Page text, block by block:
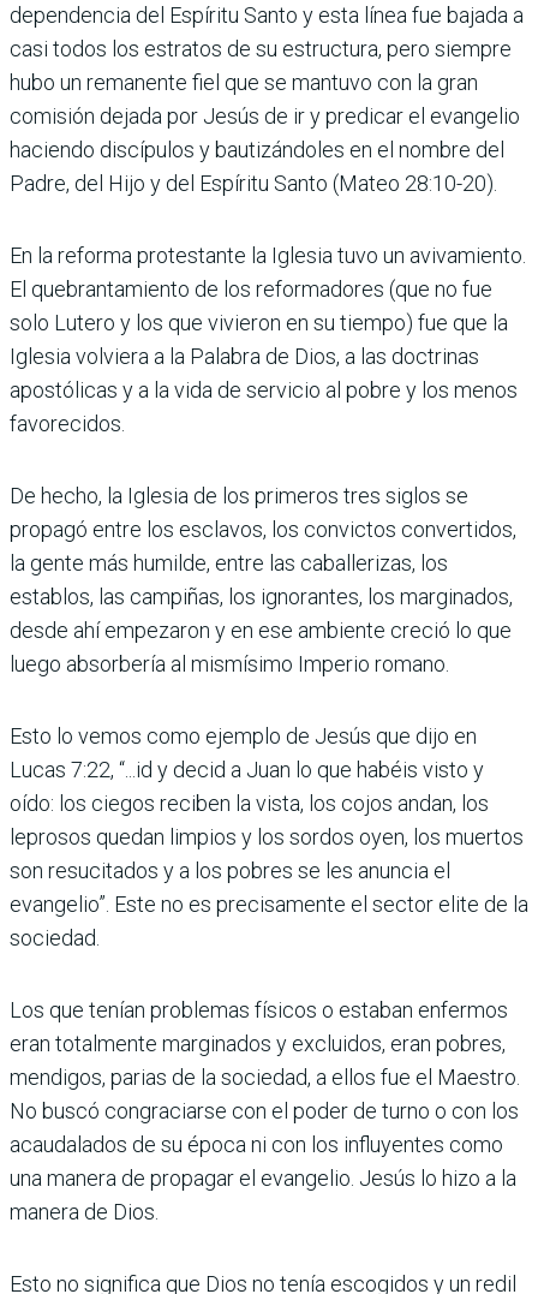
dependencia del Espíritu Santo y esta línea fue bajada a
casi todos los estratos de su estructura, pero siempre
hubo un remanente fiel que se mantuvo con la gran
comisión dejada por Jesús de ir y predicar el evangelio
haciendo discípulos y bautizándoles en el nombre del
Padre, del Hijo y del Espíritu Santo (Mateo 28:10-20).
En la reforma protestante la Iglesia tuvo un avivamiento.
El quebrantamiento de los reformadores (que no fue
solo Lutero y los que vivieron en su tiempo) fue que la
Iglesia volviera a la Palabra de Dios, a las doctrinas
apostólicas y a la vida de servicio al pobre y los menos
favorecidos.
De hecho, la Iglesia de los primeros tres siglos se
propagó entre los esclavos, los convictos convertidos,
la gente más humilde, entre las caballerizas, los
establos, las campiñas, los ignorantes, los marginados,
desde ahí empezaron y en ese ambiente creció lo que
luego absorbería al mismísimo Imperio romano.
Esto lo vemos como ejemplo de Jesús que dijo en
Lucas 7:22, “...id y decid a Juan lo que habéis visto y
oído: los ciegos reciben la vista, los cojos andan, los
leprosos quedan limpios y los sordos oyen, los muertos
son resucitados y a los pobres se les anuncia el
evangelio”. Este no es precisamente el sector elite de la
sociedad.
Los que tenían problemas físicos o estaban enfermos
eran totalmente marginados y excluidos, eran pobres,
mendigos, parias de la sociedad, a ellos fue el Maestro.
No buscó congraciarse con el poder de turno o con los
acaudalados de su época ni con los influyentes como
una manera de propagar el evangelio. Jesús lo hizo a la
manera de Dios.
Esto no significa que Dios no tenía escogidos y un redil